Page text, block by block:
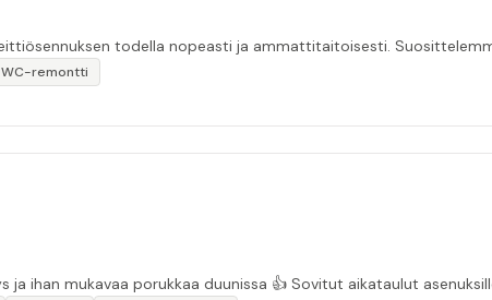
todella nopeasti ja ammattitaitoisesti.
WC-remontti
“Asiakasystävällinen sähköyritys ja ihan